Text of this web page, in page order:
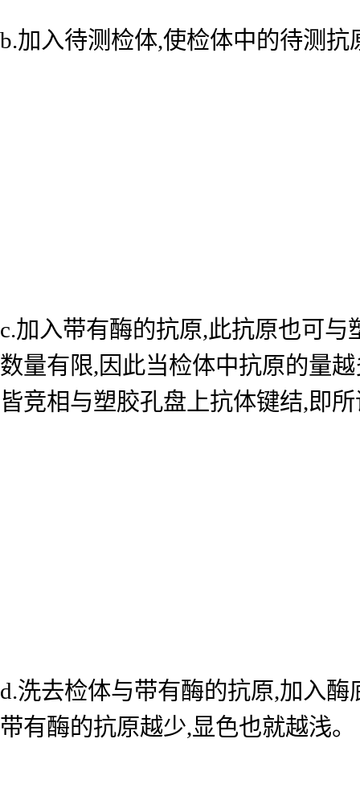
b.加入待测检体,使检体中的待测
c.加入带有酶的抗原,此抗原也可
数量有限,因此当检体中抗原的量
皆竞相与塑胶孔盘上抗体键结,即
d.洗去检体与带有酶的抗原,加入
带有酶的抗原越少,显色也就越浅。